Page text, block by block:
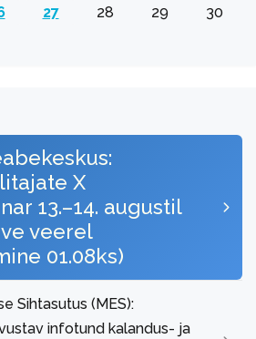
27 28 29
30
X
13.–14. augustil
veerel
01.08ks)
Sihtasutus (MES):
infotund kalandus- ja